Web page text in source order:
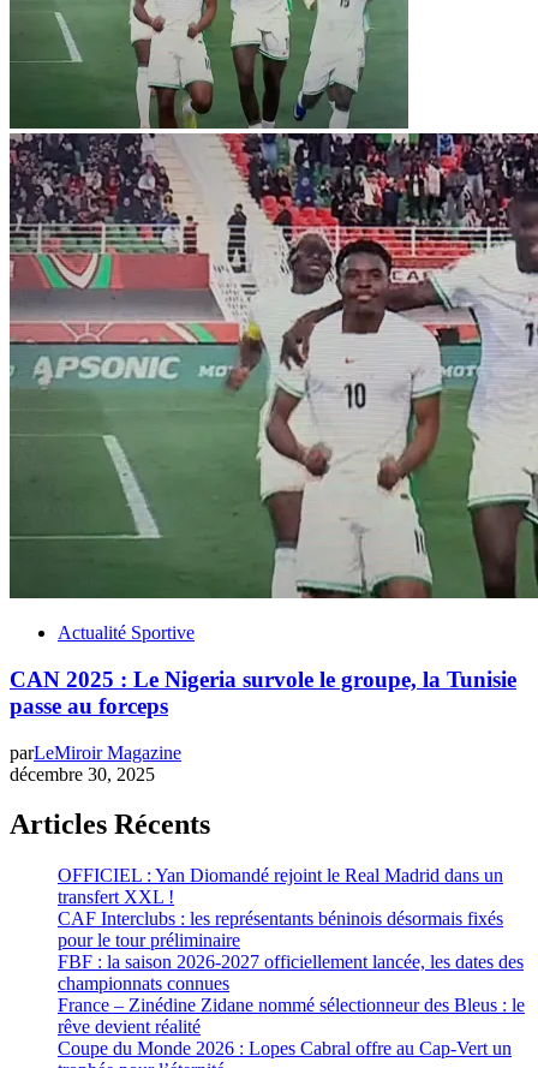
Actualité Sportive
CAN 2025 : Le Nigeria survole le groupe, la Tunisie
passe au forceps
parLeMiroir Magazine
décembre 30, 2025
Articles Récents
OFFICIEL : Yan Diomandé rejoint le Real Madrid dans un
transfert XXL !
CAF Interclubs : les représentants béninois désormais fixés
pour le tour préliminaire
FBF : la saison 2026-2027 officiellement lancée, les dates des
championnats connues
France – Zinédine Zidane nommé sélectionneur des Bleus : le
rêve devient réalité
Coupe du Monde 2026 : Lopes Cabral offre au Cap-Vert un